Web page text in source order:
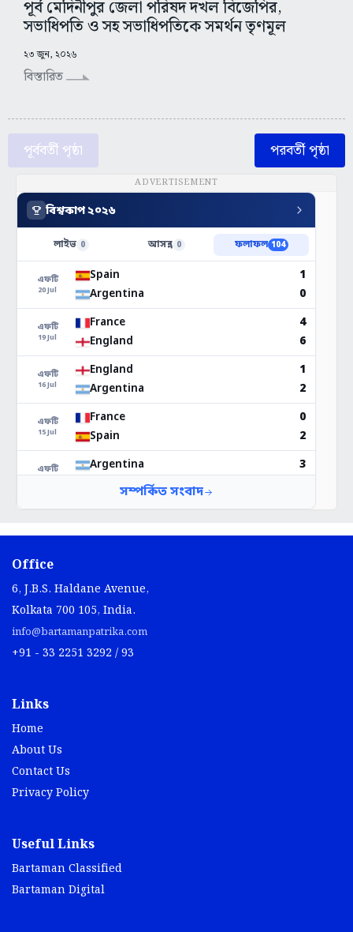
পূর্ব মেদিনীপুর জেলা পরিষদ দখল বিজেপির,
সভাধিপতি ও সহ সভাধিপতিকে সমর্থন তৃণমূল
২৩ জুন, ২০২৬
বিস্তারিত
পূর্ববর্তী পৃষ্ঠা পরবর্তী পৃষ্ঠা
ADVERTISEMENT
Office
6, J.B.S. Haldane Avenue,
Kolkata 700 105, India.
info@bartamanpatrika.com
+91 - 33 2251 3292 / 93
Links
Home
About Us
Contact Us
Privacy Policy
Useful Links
Bartaman Classified
Bartaman Digital